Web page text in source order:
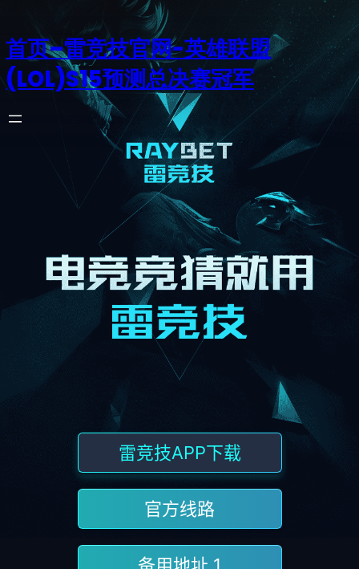
首页–雷竞技官网-英雄联盟
(LOL)S15预测总决赛冠军